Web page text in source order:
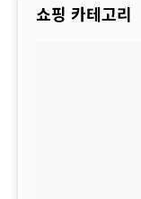
쇼핑 카테고리